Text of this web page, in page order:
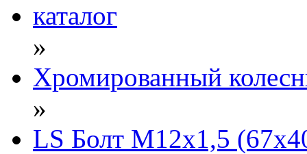
каталог
»
Хромированный
»
LS Болт М12х1,5